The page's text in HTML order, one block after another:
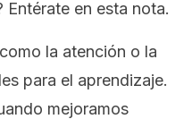
Entérate en esta nota.
la atención o la
para el aprendizaje.
mejoramos